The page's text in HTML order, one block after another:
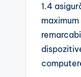
1.4